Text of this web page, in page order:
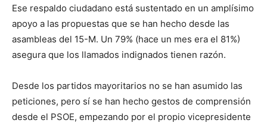
Ese respaldo ciudadano está sustentado en un amplísimo
apoyo a las propuestas que se han hecho desde las
asambleas del 15-M. Un 79% (hace un mes era el 81%)
asegura que los llamados indignados tienen razón.
Desde los partidos mayoritarios no se han asumido las
peticiones, pero sí se han hecho gestos de comprensión
desde el PSOE, empezando por el propio vicepresidente